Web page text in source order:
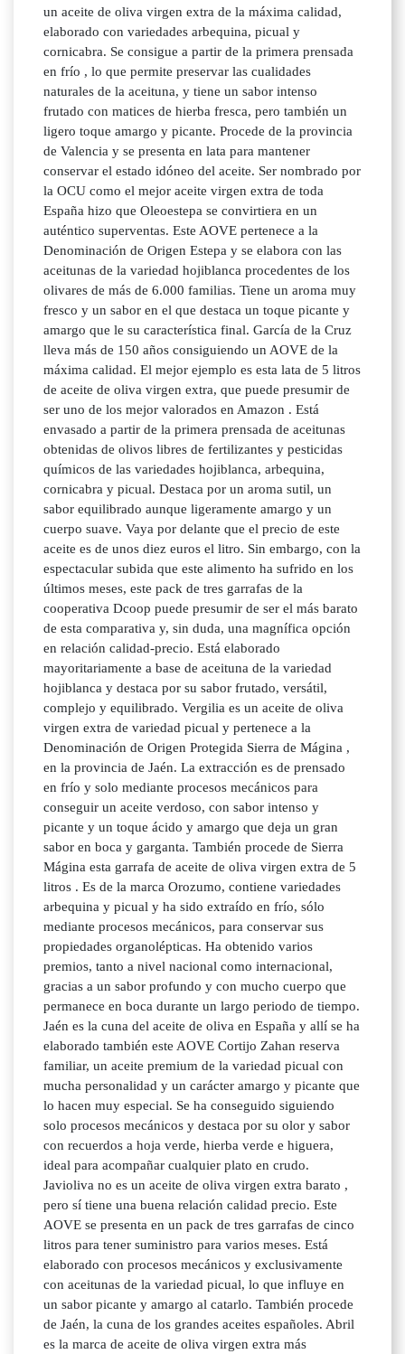
un aceite de oliva virgen extra de la máxima calidad,
elaborado con variedades arbequina, picual y
cornicabra. Se consigue a partir de la primera prensada
en frío , lo que permite preservar las cualidades
naturales de la aceituna, y tiene un sabor intenso
frutado con matices de hierba fresca, pero también un
ligero toque amargo y picante. Procede de la provincia
de Valencia y se presenta en lata para mantener
conservar el estado idóneo del aceite. Ser nombrado por
la OCU como el mejor aceite virgen extra de toda
España hizo que Oleoestepa se convirtiera en un
auténtico superventas. Este AOVE pertenece a la
Denominación de Origen Estepa y se elabora con las
aceitunas de la variedad hojiblanca procedentes de los
olivares de más de 6.000 familias. Tiene un aroma muy
fresco y un sabor en el que destaca un toque picante y
amargo que le su característica final. García de la Cruz
lleva más de 150 años consiguiendo un AOVE de la
máxima calidad. El mejor ejemplo es esta lata de 5 litros
de aceite de oliva virgen extra, que puede presumir de
ser uno de los mejor valorados en Amazon . Está
envasado a partir de la primera prensada de aceitunas
obtenidas de olivos libres de fertilizantes y pesticidas
químicos de las variedades hojiblanca, arbequina,
cornicabra y picual. Destaca por un aroma sutil, un
sabor equilibrado aunque ligeramente amargo y un
cuerpo suave. Vaya por delante que el precio de este
aceite es de unos diez euros el litro. Sin embargo, con la
espectacular subida que este alimento ha sufrido en los
últimos meses, este pack de tres garrafas de la
cooperativa Dcoop puede presumir de ser el más barato
de esta comparativa y, sin duda, una magnífica opción
en relación calidad-precio. Está elaborado
mayoritariamente a base de aceituna de la variedad
hojiblanca y destaca por su sabor frutado, versátil,
complejo y equilibrado. Vergilia es un aceite de oliva
virgen extra de variedad picual y pertenece a la
Denominación de Origen Protegida Sierra de Mágina ,
en la provincia de Jaén. La extracción es de prensado
en frío y solo mediante procesos mecánicos para
conseguir un aceite verdoso, con sabor intenso y
picante y un toque ácido y amargo que deja un gran
sabor en boca y garganta. También procede de Sierra
Mágina esta garrafa de aceite de oliva virgen extra de 5
litros . Es de la marca Orozumo, contiene variedades
arbequina y picual y ha sido extraído en frío, sólo
mediante procesos mecánicos, para conservar sus
propiedades organolépticas. Ha obtenido varios
premios, tanto a nivel nacional como internacional,
gracias a un sabor profundo y con mucho cuerpo que
permanece en boca durante un largo periodo de tiempo.
Jaén es la cuna del aceite de oliva en España y allí se ha
elaborado también este AOVE Cortijo Zahan reserva
familiar, un aceite premium de la variedad picual con
mucha personalidad y un carácter amargo y picante que
lo hacen muy especial. Se ha conseguido siguiendo
solo procesos mecánicos y destaca por su olor y sabor
con recuerdos a hoja verde, hierba verde e higuera,
ideal para acompañar cualquier plato en crudo.
Javioliva no es un aceite de oliva virgen extra barato ,
pero sí tiene una buena relación calidad precio. Este
AOVE se presenta en un pack de tres garrafas de cinco
litros para tener suministro para varios meses. Está
elaborado con procesos mecánicos y exclusivamente
con aceitunas de la variedad picual, lo que influye en
un sabor picante y amargo al catarlo. También procede
de Jaén, la cuna de los grandes aceites españoles. Abril
es la marca de aceite de oliva virgen extra más